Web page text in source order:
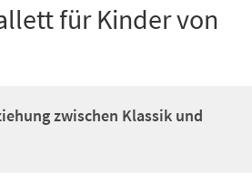
für Kinder von
zwischen Klassik und